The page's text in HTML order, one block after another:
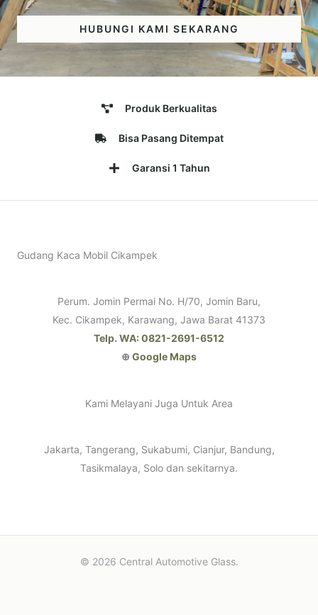
HUBUNGI KAMI SEKARANG
Produk Berkualitas
Bisa Pasang Ditempat
Garansi 1 Tahun
Gudang Kaca Mobil Cikampek
Perum. Jomin Permai No. H/70, Jomin Baru,
Kec. Cikampek, Karawang, Jawa Barat 41373
Telp. WA: 0821-2691-6512
⊕ Google Maps
Kami Melayani Juga Untuk Area
Jakarta, Tangerang, Sukabumi, Cianjur, Bandung,
Tasikmalaya, Solo dan sekitarnya.
© 2026 Central Automotive Glass.